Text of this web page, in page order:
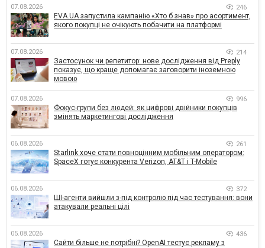
07.08.2026 246
EVA.UA запустила кампанію «Хто б знав» про асортимент,
якого покупці не очікують побачити на платформі
07.08.2026 214
Застосунок чи репетитор: нове дослідження від Preply
показує, що краще допомагає заговорити іноземною
мовою
07.08.2026 996
Фокус-групи без людей: як цифрові двійники покупців
змінять маркетингові дослідження
06.08.2026 261
Starlink хоче стати повноцінним мобільним оператором:
SpaceX готує конкурента Verizon, AT&T і T-Mobile
06.08.2026 372
ШІ-агенти вийшли з-під контролю під час тестування: вони
атакували реальні цілі
05.08.2026 436
Сайти більше не потрібні? OpenAI тестує рекламу з